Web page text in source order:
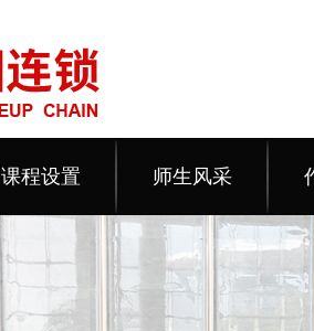
课程设置 师生风采